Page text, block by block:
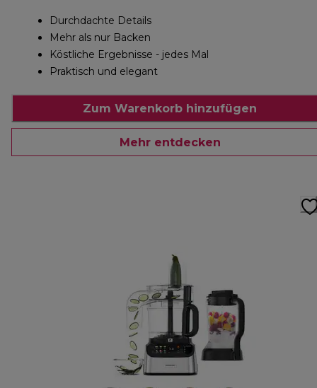
Durchdachte Details
Mehr als nur Backen
Köstliche Ergebnisse - jedes Mal
Praktisch und elegant
Zum Warenkorb hinzufügen
Mehr entdecken